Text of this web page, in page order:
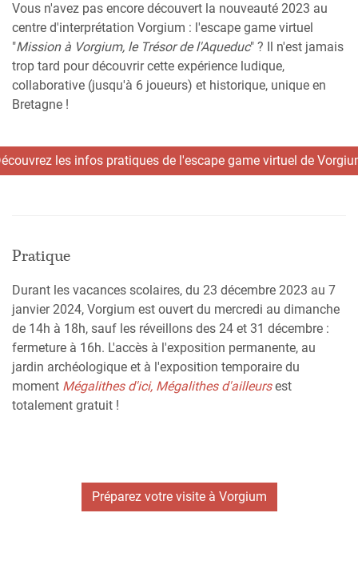
Vous n'avez pas encore découvert la nouveauté 2023 au
centre d'interprétation Vorgium : l'escape game virtuel
"Mission à Vorgium, le Trésor de l'Aqueduc" ? Il n'est jamais
trop tard pour découvrir cette expérience ludique,
collaborative (jusqu'à 6 joueurs) et historique, unique en
Bretagne !
les infos pratiques de l'escape game virtuel de
Pratique
Durant les vacances scolaires, du 23 décembre 2023 au 7
janvier 2024, Vorgium est ouvert du mercredi au dimanche
de 14h à 18h, sauf les réveillons des 24 et 31 décembre :
fermeture à 16h. L'accès à l'exposition permanente, au
jardin archéologique et à l'exposition temporaire du
moment Mégalithes d'ici, Mégalithes d'ailleursest
totalement gratuit !
Préparez votre visite à Vorgium